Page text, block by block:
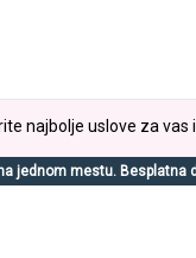
najbolje uslove za vas
jednom mestu. Besplatna